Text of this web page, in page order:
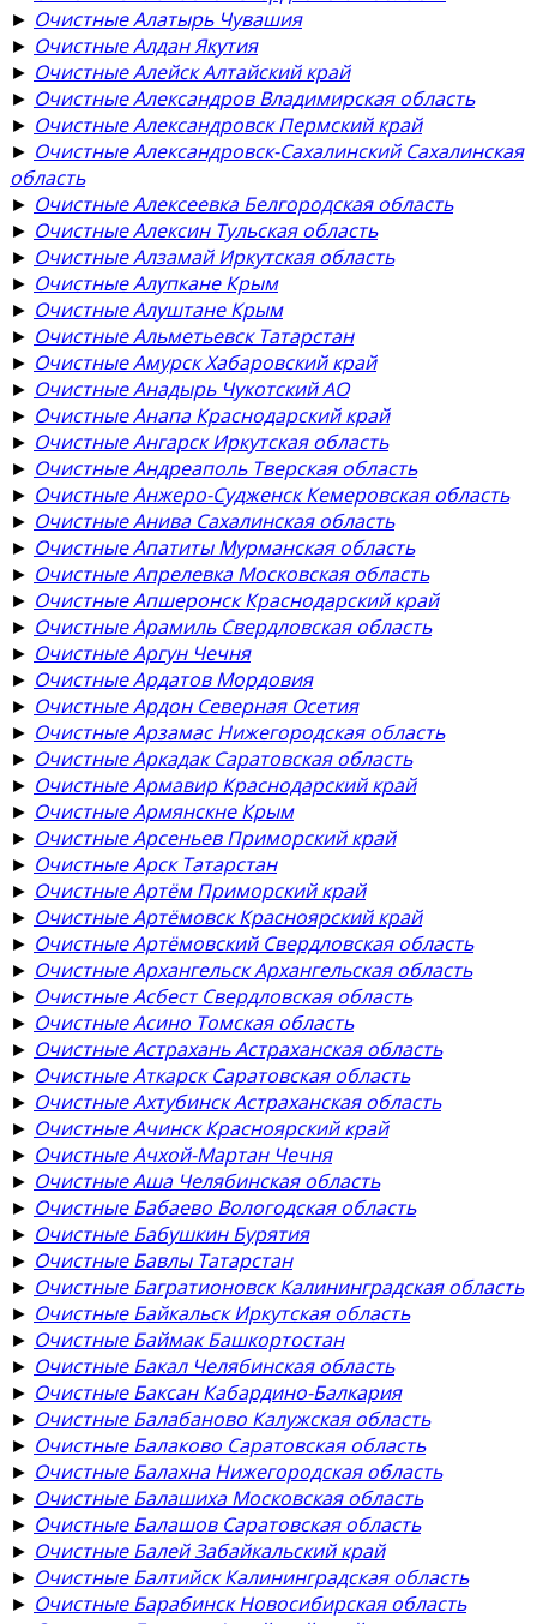
► Очистные Алатырь Чувашия
► Очистные Алдан Якутия
► Очистные Алейск Алтайский край
► Очистные Александров Владимирская область
► Очистные Александровск Пермский край
► Очистные Александровск-Сахалинский Сахалинская
область
► Очистные Алексеевка Белгородская область
► Очистные Алексин Тульская область
► Очистные Алзамай Иркутская область
► Очистные Алупкане Крым
► Очистные Алуштане Крым
► Очистные Альметьевск Татарстан
► Очистные Амурск Хабаровский край
► Очистные Анадырь Чукотский АО
► Очистные Анапа Краснодарский край
► Очистные Ангарск Иркутская область
► Очистные Андреаполь Тверская область
► Очистные Анжеро-Судженск Кемеровская область
► Очистные Анива Сахалинская область
► Очистные Апатиты Мурманская область
► Очистные Апрелевка Московская область
► Очистные Апшеронск Краснодарский край
► Очистные Арамиль Свердловская область
► Очистные Аргун Чечня
► Очистные Ардатов Мордовия
► Очистные Ардон Северная Осетия
► Очистные Арзамас Нижегородская область
► Очистные Аркадак Саратовская область
► Очистные Армавир Краснодарский край
► Очистные Армянскне Крым
► Очистные Арсеньев Приморский край
► Очистные Арск Татарстан
► Очистные Артём Приморский край
► Очистные Артёмовск Красноярский край
► Очистные Артёмовский Свердловская область
► Очистные Архангельск Архангельская область
► Очистные Асбест Свердловская область
► Очистные Асино Томская область
► Очистные Астрахань Астраханская область
► Очистные Аткарск Саратовская область
► Очистные Ахтубинск Астраханская область
► Очистные Ачинск Красноярский край
► Очистные Ачхой-Мартан Чечня
► Очистные Аша Челябинская область
► Очистные Бабаево Вологодская область
► Очистные Бабушкин Бурятия
► Очистные Бавлы Татарстан
► Очистные Багратионовск Калининградская область
► Очистные Байкальск Иркутская область
► Очистные Баймак Башкортостан
► Очистные Бакал Челябинская область
► Очистные Баксан Кабардино-Балкария
► Очистные Балабаново Калужская область
► Очистные Балаково Саратовская область
► Очистные Балахна Нижегородская область
► Очистные Балашиха Московская область
► Очистные Балашов Саратовская область
► Очистные Балей Забайкальский край
► Очистные Балтийск Калининградская область
► Очистные Барабинск Новосибирская область